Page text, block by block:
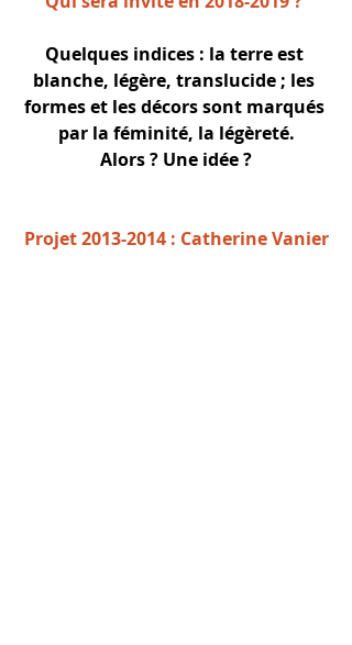
Quelques indices : la terre est
blanche, légère, translucide ; les
formes et les décors sont marqués
par la féminité, la légèreté.
Alors ? Une idée ?
Projet 2013-2014 : Catherine Vanier